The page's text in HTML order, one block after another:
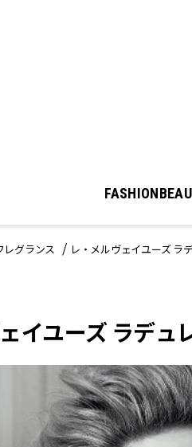
FASHION
レグランス レ・メルヴェイユーズ ラ
ェイユーズ ラデュ